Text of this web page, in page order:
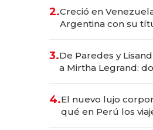
2.Creció en
Argentina con su
las marcas "fast
3.De Paredes y
a Mirtha Legrand:
4.El nuevo lujo
qué en Perú los